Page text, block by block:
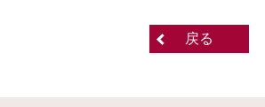
戻る